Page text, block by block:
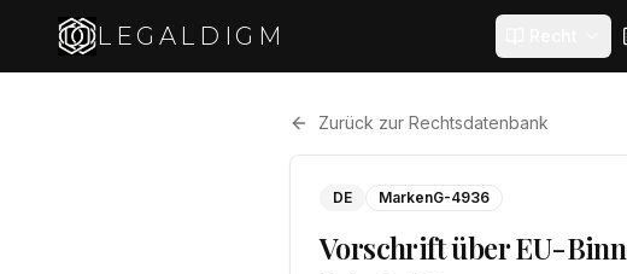
LEGALDIGM
Zurück zur Rechtsdatenbank
DE MarkenG-4936
Vorschrift über EU-